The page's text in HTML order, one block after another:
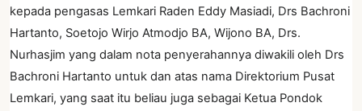
kepada pengasas Lemkari Raden Eddy Masiadi, Drs Bachroni
Hartanto, Soetojo Wirjo Atmodjo BA, Wijono BA, Drs.
Nurhasjim yang dalam nota penyerahannya diwakili oleh Drs
Bachroni Hartanto untuk dan atas nama Direktorium Pusat
Lemkari, yang saat itu beliau juga sebagai Ketua Pondok